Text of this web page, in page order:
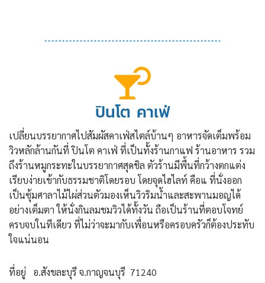
ปินโต คาเฟ่
เปลี่ยนบรรยากาศไปสัมผัสคาเฟ่สไตล์บ้านๆ อาหารจัดเต็มพร้อม
วิวหลักล้านกันที่ ปินโต คาเฟ่ ที่เป็นทั้งร้านกาแฟ ร้านอาหาร รวม
ถึงร้านหมูกระทะในบรรยากาศสุดชิล ตัวร้านมีพื้นที่กว้างตกแต่ง
เรียบง่ายเข้ากับธรรมชาติโดยรอบ โดยจุดไฮไลท์ คือแ ที่นั่งออก
เป็นซุ้มศาลาไม้ไผ่ส่วนตัวมองเห็นวิวริมน้ำและสะพานมอญได้
อย่างเต็มตา ให้นั่งกินลมชมวิวได้ทั้งวัน ถือเป็นร้านที่ตอบโจทย์
ครบจบในทีเดียว ที่ไม่ว่าจะมากับเพื่อนหรือครอบครัวก็ต้องประทับ
ใจแน่นอน
ที่อยู่ อ.สังขละบุรี จ.กาญจนบุรี 71240